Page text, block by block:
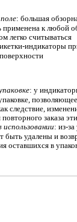
: большая
применена к любой
легко считываться
индикаторы
: у
следствие,
заказа
: из-
быть удалены и
оставшихся в